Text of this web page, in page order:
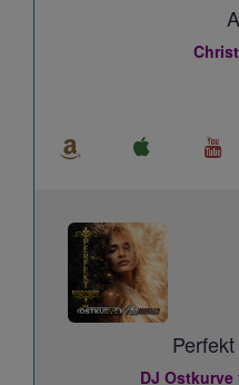
DJ Ostkurve